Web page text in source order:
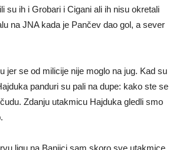
su ih i Grobari i Cigani ali ih nisu okretali
na JNA kada je Pančev dao gol, a sever
jer se od milicije nije moglo na jug. Kad su
panduri su pali na dupe: kako ste se
Zdanju utakmicu Hajduka gledli smo